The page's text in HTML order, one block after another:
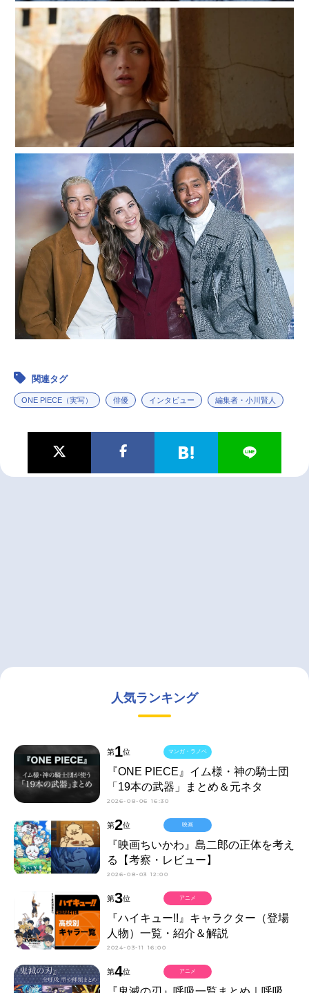
関連タグ
ONE PIECE（実写） 俳優 インタビュー 編集者・小川賢人
人気ランキング
第1位
『ONE PIECE』イム様・神の騎士団
「19本の武器」まとめ＆元ネタ
2026-08-06 16:30
マンガ・ラノベ
第2位
『映画ちいかわ』島二郎の正体を考え
る【考察・レビュー】
2026-08-03 12:00
映画
第3位
『ハイキュー!!』キャラクター（登場
人物）一覧・紹介＆解説
2024-03-11 16:00
アニメ
第4位 アニメ